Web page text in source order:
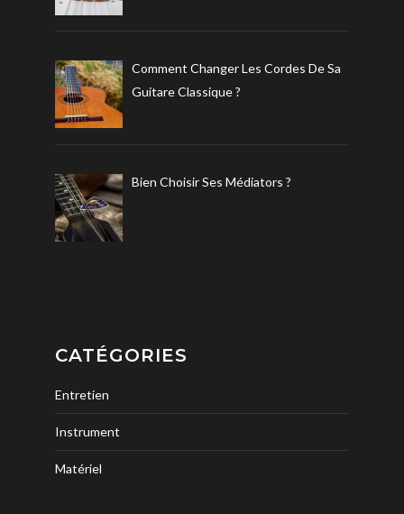
Comment Changer Les Cordes De Sa
Guitare Classique ?
Bien Choisir Ses Médiators ?
CATÉGORIES
Entretien
Instrument
Matériel